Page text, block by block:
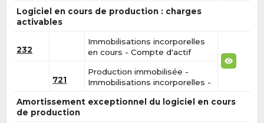
Logiciel en cours de production : charges
activables
232
Immobilisations incorporelles
en cours - Compte d'actif
721
Production immobilisée -
Immobilisations incorporelles -
Amortissement exceptionnel du logiciel en cours
de production